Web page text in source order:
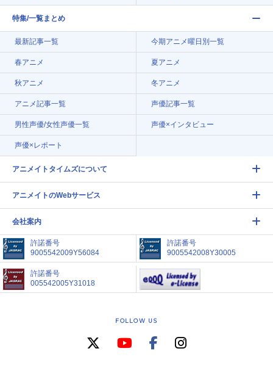
特集/一覧まとめ
最新記事一覧 今期アニメ曜日別一覧
春アニメ 夏アニメ
秋アニメ 冬アニメ
アニメ記事一覧 声優記事一覧
男性声優/女性声優一覧 声優×インタビュー
声優×レポート
アニメイトタイムズについて
アニメイトのWebサービス
会社案内
許諾番号
9005542009Y56084
許諾番号
9005542008Y30005
許諾番号
005542005Y31018
FOLLOW US